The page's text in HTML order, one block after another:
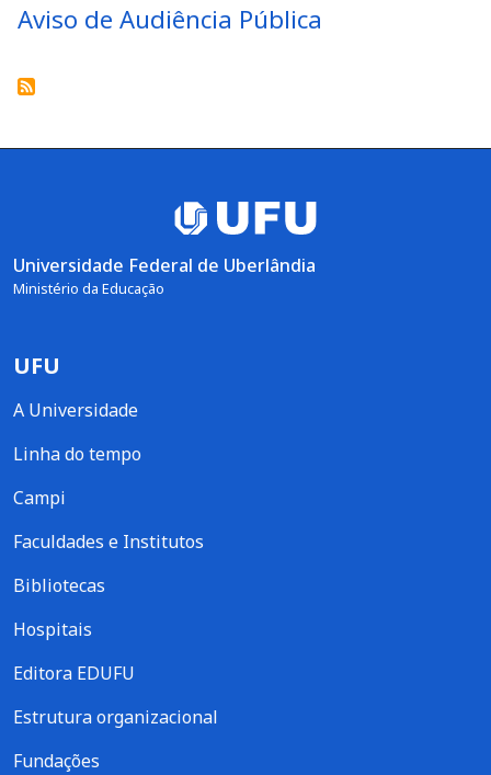
Aviso de Audiência Pública
Universidade Federal de Uberlândia
Ministério da Educação
UFU
A Universidade
Linha do tempo
Campi
Faculdades e Institutos
Bibliotecas
Hospitais
Editora EDUFU
Estrutura organizacional
Fundações